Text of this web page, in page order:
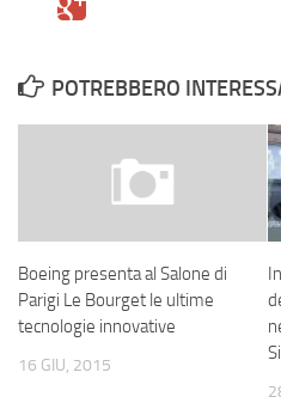
POTREBBERO
Boeing presenta al Salone di
Parigi Le Bourget le ultime
tecnologie innovative
16 GIU, 2015